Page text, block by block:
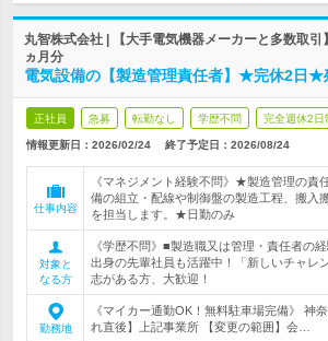
丸智株式会社 | 【大手電気機器メーカーと多数取
ヵ月分
電気設備の【製造管理責任者】★完休2日★
正社員 急募 転勤なし 学歴不問 完全週休2日
情報更新日：2026/02/24 終了予定日： 2026/08/24
仕事内容
《マネジメント経験不問》★製造管理の責
備の組立・配線や制御盤の製造工程、搬入
を担当します。★日勤のみ
対象と
なる方
《学歴不問》■製造職又は管理・責任者の
出身の先輩社員も活躍中！「新しいチャレ
志がある方、大歓迎！
勤務地
《マイカー通勤OK！無料駐車場完備》 神
れ直後】上記事業所 【変更の範囲】会…